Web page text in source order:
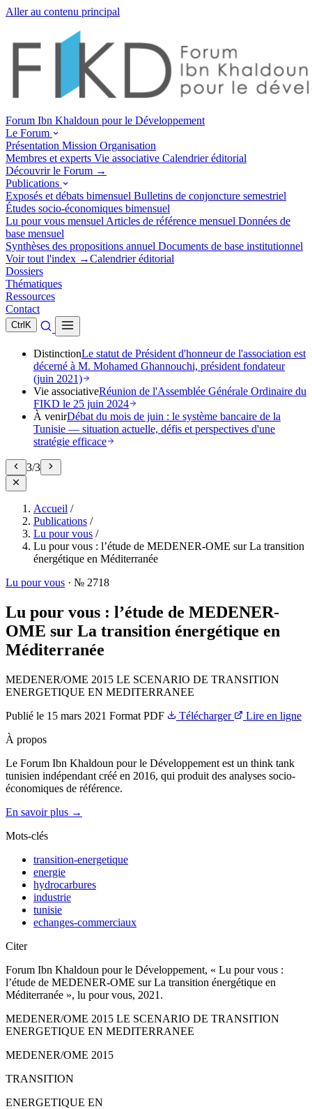
Aller au contenu principal
Forum Ibn Khaldoun pour le Développement
Le Forum
Présentation Mission Organisation
Membres et experts Vie associative Calendrier éditorial
Découvrir le Forum →
Publications
Exposés et débats bimensuel Bulletins de conjoncture semestriel
Études socio-économiques bimensuel
Lu pour vous mensuel Articles de référence mensuel Données de
base mensuel
Synthèses des propositions annuel Documents de base institutionnel
Voir tout l'index →Calendrier éditorial
Dossiers
Thématiques
Ressources
Contact
Ctrl K
DistinctionLe statut de Président d'honneur de l'association est
décerné à M. Mohamed Ghannouchi, président fondateur
(juin 2021)
Vie associativeRéunion de l'Assemblée Générale Ordinaire du
FIKD le 25 juin 2024
À venirDébat du mois de juin : le système bancaire de la
Tunisie — situation actuelle, défis et perspectives d'une
stratégie efficace
3/3
Accueil /
Publications /
Lu pour vous /
Lu pour vous : l’étude de MEDENER-OME sur La transition
énergétique en Méditerranée
Lu pour vous · № 2718
Lu pour vous : l’étude de MEDENER-
OME sur La transition énergétique en
Méditerranée
MEDENER/OME 2015 LE SCENARIO DE TRANSITION
ENERGETIQUE EN MEDITERRANEE
Publié le 15 mars 2021 Format PDF Télécharger
Lire en ligne
À propos
Le Forum Ibn Khaldoun pour le Développement est un think tank
tunisien indépendant créé en 2016, qui produit des analyses socio-
économiques de référence.
En savoir plus →
Mots-clés
transition-energetique
energie
hydrocarbures
industrie
tunisie
echanges-commerciaux
Citer
Forum Ibn Khaldoun pour le Développement, « Lu pour vous :
l’étude de MEDENER-OME sur La transition énergétique en
Méditerranée », lu pour vous, 2021.
MEDENER/OME 2015 LE SCENARIO DE TRANSITION
ENERGETIQUE EN MEDITERRANEE
MEDENER/OME 2015
TRANSITION
ENERGETIQUE EN